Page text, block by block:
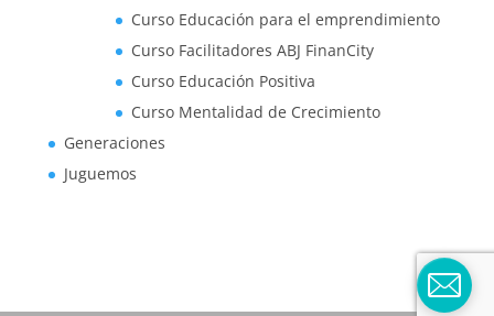
Curso Educación para el emprendimiento
Curso Facilitadores ABJ FinanCity
Curso Educación Positiva
Curso Mentalidad de Crecimiento
Generaciones
Juguemos